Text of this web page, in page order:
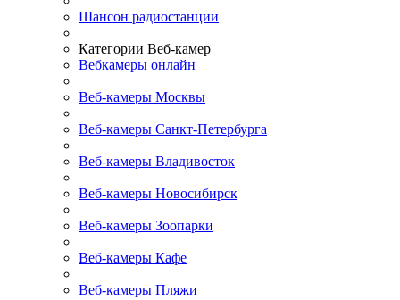
Шансон радиостанции
Категории Веб-камер
Вебкамеры онлайн
Веб-камеры Москвы
Веб-камеры Санкт-Петербурга
Веб-камеры Владивосток
Веб-камеры Новосибирск
Веб-камеры Зоопарки
Веб-камеры Кафе
Веб-камеры Пляжи